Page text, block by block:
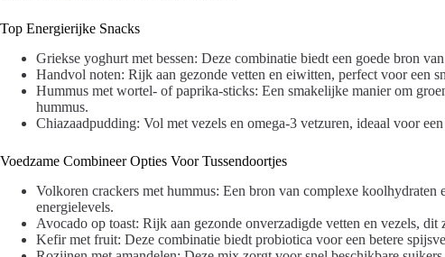
Top Energierijke Snacks
Griekse yoghurt met bessen: Deze combinatie biedt een goede bron
Handvol noten: Rijk aan gezonde vetten en eiwitten, perfect voor een
Hummus met wortel- of paprika-sticks: Een smakelijke manier om
hummus.
Chiazaadpudding: Vol met vezels en omega-3 vetzuren, ideaal voor
Voedzame Combineer Opties Voor Tussendoortjes
Volkoren crackers met hummus: Een bron van complexe koolhydraten
energielevels.
Avocado op toast: Rijk aan gezonde onverzadigde vetten en vezels, dit
Kefir met fruit: Deze combinatie biedt probiotica voor een betere